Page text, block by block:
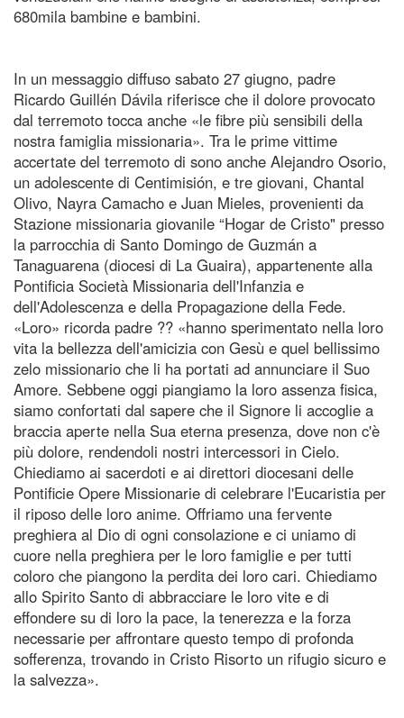
680mila bambine e bambini.
In un messaggio diffuso sabato 27 giugno, padre
Ricardo Guillén Dávila riferisce che il dolore provocato
dal terremoto tocca anche «le fibre più sensibili della
nostra famiglia missionaria». Tra le prime vittime
accertate del terremoto di sono anche Alejandro Osorio,
un adolescente di Centimisión, e tre giovani, Chantal
Olivo, Nayra Camacho e Juan Mieles, provenienti da
Stazione missionaria giovanile “Hogar de Cristo" presso
la parrocchia di Santo Domingo de Guzmán a
Tanaguarena (diocesi di La Guaira), appartenente alla
Pontificia Società Missionaria dell'Infanzia e
dell'Adolescenza e della Propagazione della Fede.
«Loro» ricorda padre ?? «hanno sperimentato nella loro
vita la bellezza dell'amicizia con Gesù e quel bellissimo
zelo missionario che li ha portati ad annunciare il Suo
Amore. Sebbene oggi piangiamo la loro assenza fisica,
siamo confortati dal sapere che il Signore li accoglie a
braccia aperte nella Sua eterna presenza, dove non c'è
più dolore, rendendoli nostri intercessori in Cielo.
Chiediamo ai sacerdoti e ai direttori diocesani delle
Pontificie Opere Missionarie di celebrare l'Eucaristia per
il riposo delle loro anime. Offriamo una fervente
preghiera al Dio di ogni consolazione e ci uniamo di
cuore nella preghiera per le loro famiglie e per tutti
coloro che piangono la perdita dei loro cari. Chiediamo
allo Spirito Santo di abbracciare le loro vite e di
effondere su di loro la pace, la tenerezza e la forza
necessarie per affrontare questo tempo di profonda
sofferenza, trovando in Cristo Risorto un rifugio sicuro e
la salvezza».